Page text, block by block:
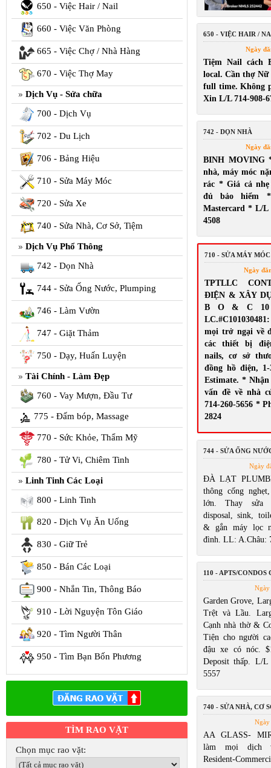
650 - Việc Hair / Nail
660 - Việc Văn Phòng
665 - Việc Chợ / Nhà Hàng
670 - Việc Thợ May
Dịch Vụ - Sửa chữa
700 - Dịch Vụ
702 - Du Lịch
706 - Bảng Hiệu
710 - Sửa Máy Móc
720 - Sửa Xe
740 - Sửa Nhà, Cơ Sở, Tiệm
Dịch Vụ Phổ Thông
742 - Dọn Nhà
744 - Sửa Ống Nước, Plumping
746 - Làm Vườn
747 - Giặt Thảm
750 - Dạy, Huấn Luyện
Tài Chính - Làm Đẹp
760 - Vay Mượn, Đầu Tư
775 - Đấm bóp, Massage
770 - Sức Khỏe, Thẩm Mỹ
780 - Tử Vi, Chiêm Tinh
Linh Tinh Các Loại
800 - Linh Tinh
820 - Dịch Vụ Ăn Uống
830 - Giữ Trẻ
850 - Bán Các Loại
900 - Nhắn Tin, Thông Báo
910 - Lời Nguyện Tôn Giáo
920 - Tìm Người Thân
950 - Tìm Bạn Bốn Phương
TÌM RAO VẶT
Chọn mục rao vặt:
650 - VIỆC HAIR /
Ngày
Tiệm Nail cách
local. Cần thợ Nữ
full time. Không
Xin L/L 714-908-
742 - DỌN NHÀ
Ngày
BINH MOVING
nhà, máy móc
rác * Giá cả
đủ bảo hiểm *
Mastercard * L/L
4508
710 - SỬA MÁY MÓC
Ngày
TPTLLC
ĐIỆN & XÂY
B O & C 10
mọi trở ngại về
các thiết bị
nails, cơ sở
đồng hồ điện, 1-
Estimate. *
vấn đề về nhà
714-260-5656 *
2824
744 - SỬA ỐNG
Ngày
ĐÀ LẠT
thông cống
lớn. Thay sửa
disposal, sink,
& gắn máy lọc
đình. LL: A.Châu:
110 - APTS/CONDOS
Ngày
Garden Grove,
Trệt và Lầu.
Cạnh nhà thờ &
Tiện cho người
đậu xe có nóc.
Deposit thấp. L/
5557
740 - SỬA NHÀ, CƠ
Ngày
AA GLASS-
làm mọi dịch
Resident-